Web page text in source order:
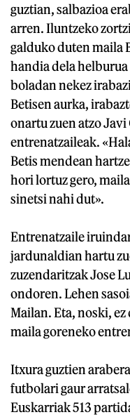
guztian, salbazioa
arren. Iluntzeko
galduko duten maila
handia dela
boladan nekez
Betisen aurka,
onartu zuen atzo
entrenatzaileak.
Betis mendean
hori lortuz gero,
sinetsi nahi dut».
Entrenatzaile
jardunaldian hartu
zuzendaritzak Jose
ondoren. Lehen
Mailan. Eta, noski,
maila goreneko
Itxura guztien
futbolari gaur
Euskarriak 513